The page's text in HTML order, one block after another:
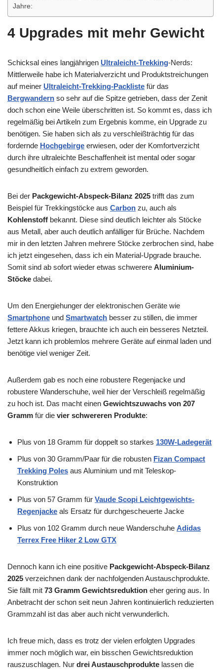
Jahre:
4 Upgrades mit mehr Gewicht
Schicksal eines langjährigen Ultraleicht-Trekking-Nerds:
Mittlerweile habe ich Materialverzicht und Produktstreichungen
auf meiner Ultraleicht-Trekking-Packliste für das
Bergwandern so sehr auf die Spitze getrieben, dass der Zenit
doch schon eine Weile überschritten ist. So kommt es, dass ich
regelmäßig bei Artikeln zum Ergebnis komme, ein Upgrade zu
benötigen. Sie haben sich als zu verschleißträchtig für das
fordernde Hochgebirge erwiesen, oder der Komfortverzicht
durch ihre ultraleichte Beschaffenheit ist mental oder sogar
gesundheitlich einfach zu extrem geworden.
Bei der Packgewicht-Abspeck-Bilanz 2025 trifft das zum
Beispiel für Trekkingstöcke aus Carbon zu, auch als
Kohlenstoff bekannt. Diese sind deutlich leichter als Stöcke
aus Metall, aber auch deutlich anfälliger für Brüche. Nachdem
mir in den letzten Jahren mehrere Stöcke zerbrochen sind, habe
ich jetzt eingesehen, dass ich ein Material-Upgrade brauche.
Somit sind ab sofort wieder etwas schwerere Aluminium-
Stöcke dabei.
Um den Energiehunger der elektronischen Geräte wie
Smartphone und Smartwatch besser zu stillen, die immer
fettere Akkus kriegen, brauchte ich auch ein besseres Netzteil.
Jetzt kann ich problemlos mehrere Geräte auf einmal laden und
benötige viel weniger Zeit.
Außerdem gab es noch eine robustere Regenjacke und
robustere Wanderschuhe, weil hier der Verschleiß regelmäßig
zu hoch ist. Das macht einen Gewichtszuwachs von 207
Gramm für die vier schwereren Produkte:
Plus von 18 Gramm für doppelt so starkes 130W-Ladegerät
Plus von 30 Gramm/Paar für die robusten Fizan Compact
Trekking Poles aus Aluminium und mit Teleskop-
Konstruktion
Plus von 57 Gramm für Vaude Scopi Leichtgewichts-
Regenjacke als Ersatz für durchgescheuerte Jacke
Plus von 102 Gramm durch neue Wanderschuhe Adidas
Terrex Free Hiker 2 Low GTX
Dennoch kann ich eine positive Packgewicht-Abspeck-Bilanz
2025 verzeichnen dank der nachfolgenden Austauschprodukte.
Sie fällt mit 73 Gramm Gewichtsreduktion eher gering aus. In
Anbetracht der schon seit neun Jahren kontinuierlich reduzierten
Grammzahl ist das aber auch nicht verwunderlich.
Ich freue mich, dass es trotz der vielen erfolgten Upgrades
immer noch möglich war, ein bisschen Gewichtsreduktion
rauszuschlagen. Nur drei Austauschprodukte lassen die